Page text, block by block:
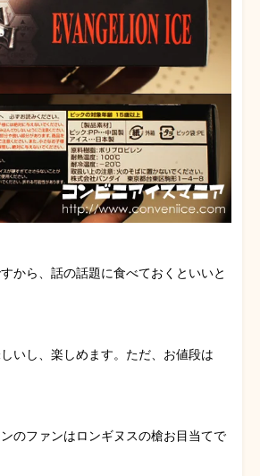
から、話の話題に食べておくといいと
いし、楽しめます。ただ、お値段は
のファンはロンギヌスの槍お目当てで